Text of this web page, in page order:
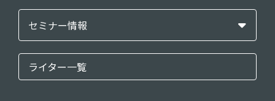
セミナー情報
ライター一覧